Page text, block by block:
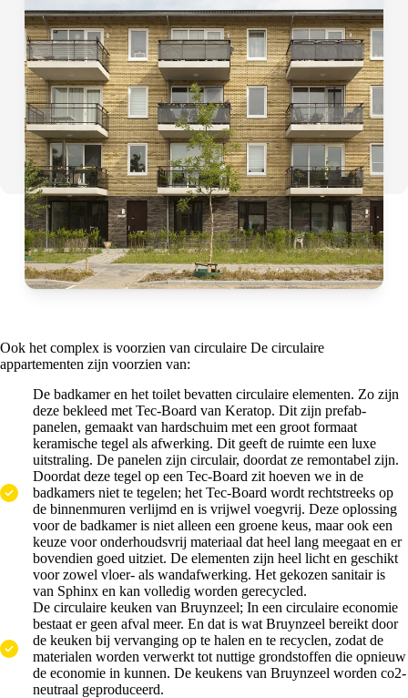
Ook het complex is voorzien van circulaire De circulaire
appartementen zijn voorzien van:
De badkamer en het toilet bevatten circulaire elementen. Zo zijn
deze bekleed met Tec-Board van Keratop. Dit zijn prefab-
panelen, gemaakt van hardschuim met een groot formaat
keramische tegel als afwerking. Dit geeft de ruimte een luxe
uitstraling. De panelen zijn circulair, doordat ze remontabel zijn.
Doordat deze tegel op een Tec-Board zit hoeven we in de
badkamers niet te tegelen; het Tec-Board wordt rechtstreeks op
de binnenmuren verlijmd en is vrijwel voegvrij. Deze oplossing
voor de badkamer is niet alleen een groene keus, maar ook een
keuze voor onderhoudsvrij materiaal dat heel lang meegaat en er
bovendien goed uitziet. De elementen zijn heel licht en geschikt
voor zowel vloer- als wandafwerking. Het gekozen sanitair is
van Sphinx en kan volledig worden gerecycled.
De circulaire keuken van Bruynzeel; In een circulaire economie
bestaat er geen afval meer. En dat is wat Bruynzeel bereikt door
de keuken bij vervanging op te halen en te recyclen, zodat de
materialen worden verwerkt tot nuttige grondstoffen die opnieuw
de economie in kunnen. De keukens van Bruynzeel worden co2-
neutraal geproduceerd.